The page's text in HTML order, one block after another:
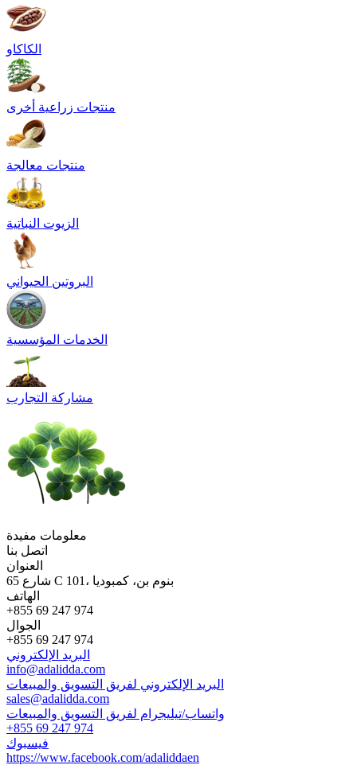
الكاكاو
منتجات زراعية أخرى
منتجات معالجة
الزيوت النباتية
البروتين الحيواني
الخدمات المؤسسية
مشاركة التجارب
معلومات مفيدة
اتصل بنا
العنوان
65 شارع C 101، بنوم بن، كمبوديا
الهاتف
+855 69 247 974
الجوال
+855 69 247 974
البريد الإلكتروني
info@adalidda.com
البريد الإلكتروني لفريق التسويق والمبيعات
sales@adalidda.com
واتساب/تيليجرام لفريق التسويق والمبيعات
+855 69 247 974
فيسبوك
https://www.facebook.com/adaliddaen